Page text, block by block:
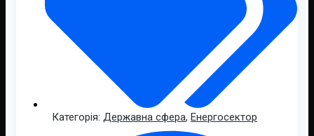
Категорія: Державна сфера, Енергосектор